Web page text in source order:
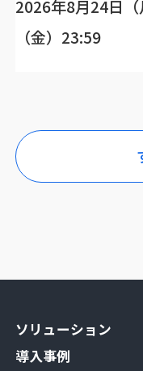
2026年8月24日
（金）23:59
ソリューション
導入事例